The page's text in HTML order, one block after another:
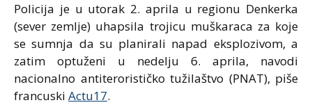
Policija je u utorak 2. aprila u regionu Denkerka
(sever zemlje) uhapsila trojicu muškaraca za koje
se sumnja da su planirali napad eksplozivom, a
zatim optuženi u nedelju 6. aprila, navodi
nacionalno antiterorističko tužilaštvo (PNAT), piše
francuski Actu17.